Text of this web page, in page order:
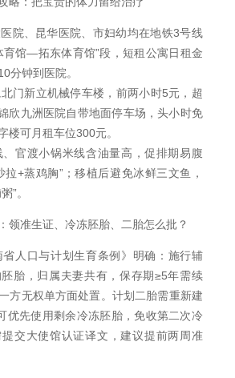
院、昆华医院、市妇幼均在地铁3号线
育馆—拓东体育馆”段，短租公寓日租金
分钟到医院。
门新立机械停车楼，前两小时5元，超
欣九洲医院自带地面停车场，头小时免
楼可月租车位300元。
官渡小锅米线含油量高，促排期易腹
拉+蒸鸡胸”；移植后避免冰鲜三文鱼，
”。
领准生证、冷冻胚胎、二胎怎么批？
省人口与计划生育条例》明确：施行辅
胎，归属夫妻共有，保存期≥5年需续
方无权单方面处置。计划二胎需重新建
优先使用剩余冷冻胚胎，免收第二次冷
交大使馆认证译文，建议提前两周准